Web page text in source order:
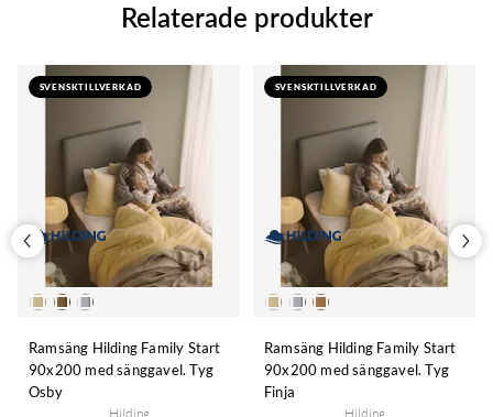
Relaterade produkter
SVENSKTILLVERKAD
Ramsäng Hilding Family Start
90x200 med sänggavel. Tyg
Osby
Hilding
SVENSKTILLVERKAD
Ramsäng Hilding Family Start
90x200 med sänggavel. Tyg
Finja
Hilding